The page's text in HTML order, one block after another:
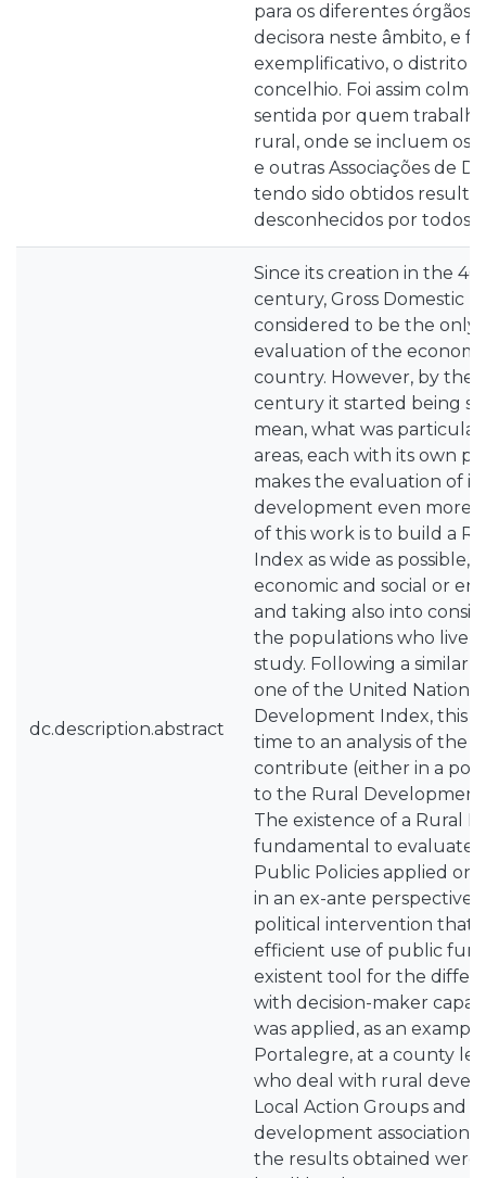
para os diferentes órgãos
decisora neste âmbito, e
exemplificativo, o distrito
concelhio. Foi assim
sentida por quem
rural, onde se incluem os
e outras Associações de
tendo sido obtidos
desconhecidos por todos
dc.description.abstract
Since its creation in the
century, Gross Domestic
considered to be the only
evaluation of the
country. However, by the
century it started being
mean, what was
areas, each with its own
makes the evaluation of
development even more
of this work is to build a
Index as wide as possible,
economic and social or
and taking also into
the populations who live
study. Following a similar
one of the United Nations
Development Index, this
time to an analysis of the
contribute (either in a
to the Rural
The existence of a Rural
fundamental to evaluate
Public Policies applied on
in an ex-ante perspective,
political intervention that
efficient use of public
existent tool for the
with decision-maker
was applied, as an
Portalegre, at a county
who deal with rural
Local Action Groups and
development
the results obtained